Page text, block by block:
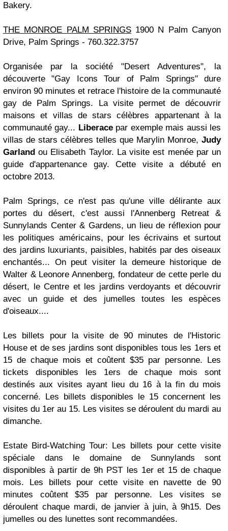
Bakery.
THE MONROE PALM SPRINGS1900 N Palm Canyon
Drive, Palm Springs - 760.322.3757
Organisée par la société "Desert Adventures", la
découverte "Gay Icons Tour of Palm Springs" dure
environ 90 minutes et retrace l'histoire de la communauté
gay de Palm Springs. La visite permet de découvrir
maisons et villas de stars célèbres appartenant à la
communauté gay... Liberacepar exemple mais aussi les
villas de stars célèbres telles que Marylin Monroe, Judy
Garland ou Elisabeth Taylor. La visite est menée par un
guide d'appartenance gay. Cette visite a débuté en
octobre 2013.
Palm Springs, ce n'est pas qu'une ville délirante aux
portes du désert, c'est aussi l'Annenberg Retreat &
Sunnylands Center & Gardens, un lieu de réflexion pour
les politiques américains, pour les écrivains et surtout
des jardins luxuriants, paisibles, habités par des oiseaux
enchantés... On peut visiter la demeure historique de
Walter & Leonore Annenberg, fondateur de cette perle du
désert, le Centre et les jardins verdoyants et découvrir
avec un guide et des jumelles toutes les espèces
d'oiseaux....
Les billets pour la visite de 90 minutes de l'Historic
House et de ses jardins sont disponibles tous les 1ers et
15 de chaque mois et coûtent $35 par personne. Les
tickets disponibles les 1ers de chaque mois sont
destinés aux visites ayant lieu du 16 à la fin du mois
concerné. Les billets disponibles le 15 concernent les
visites du 1er au 15. Les visites se déroulent du mardi au
dimanche.
Estate Bird-Watching Tour: Les billets pour cette visite
spéciale dans le domaine de Sunnylands sont
disponibles à partir de 9h PST les 1er et 15 de chaque
mois. Les billets pour cette visite en navette de 90
minutes coûtent $35 par personne. Les visites se
déroulent chaque mardi, de janvier à juin, à 9h15. Des
jumelles ou des lunettes sont recommandées.